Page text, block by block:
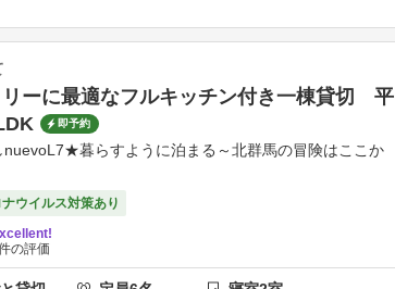
リーに最適なフルキッチン付き一棟貸切 平
即予約
nuevoL7★暮らすように泊まる～北群馬の冒険はここか
ウイルス対策あり
の評価